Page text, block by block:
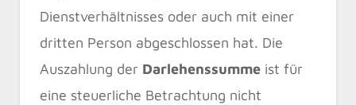
Dienstverhältnisses oder auch mit einer
dritten Person abgeschlossen hat. Die
Auszahlung der Darlehenssumme ist für
eine steuerliche Betrachtung nicht